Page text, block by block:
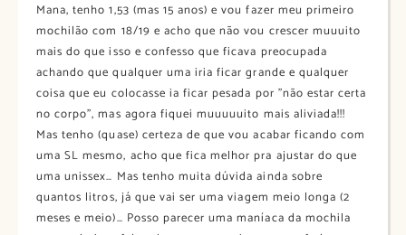
Mana, tenho 1,53 (mas 15 anos) e vou fazer meu primeiro
mochilão com 18/19 e acho que não vou crescer muuuito
mais do que isso e confesso que ficava preocupada
achando que qualquer uma iria ficar grande e qualquer
coisa que eu colocasse ia ficar pesada por ”não estar certa
no corpo”, mas agora fiquei muuuuuito mais aliviada!!!
Mas tenho (quase) certeza de que vou acabar ficando com
uma SL mesmo, acho que fica melhor pra ajustar do que
uma unissex… Mas tenho muita dúvida ainda sobre
quantos litros, já que vai ser uma viagem meio longa (2
meses e meio)… Posso parecer uma maníaca da mochila